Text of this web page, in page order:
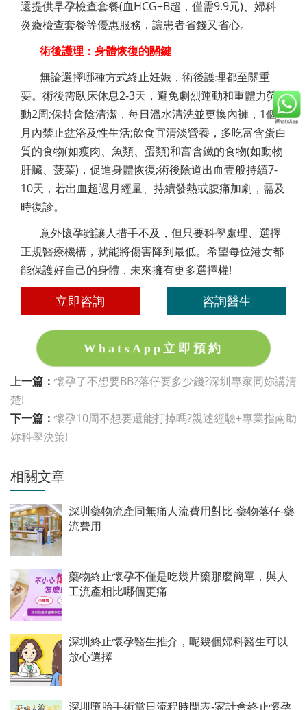
還提供早孕檢查套餐(血HCG+B超，僅需9.9元)、婦科
炎癥檢查套餐等優惠服務，讓患者省錢又省心。
術後護理：身體恢復的關鍵
無論選擇哪種方式終止妊娠，術後護理都至關重
要。術後需臥床休息2-3天，避免劇烈運動和重體力勞
動2周;保持會陰清潔，每日溫水清洗並更換內褲，1個
月內禁止盆浴及性生活;飲食宜清淡營養，多吃富含蛋白
質的食物(如瘦肉、魚類、蛋類)和富含鐵的食物(如動物
肝臟、菠菜)，促進身體恢復;術後陰道出血壹般持續7-
10天，若出血超過月經量、持續發熱或腹痛加劇，需及
時復診。
意外懷孕雖讓人措手不及，但只要科學處理、選擇
正規醫療機構，就能將傷害降到最低。希望每位港女都
能保護好自己的身體，未來擁有更多選擇權!
立即咨詢 咨詢醫生
WhatsApp立即預約
上一篇：懷孕了不想要BB?落仔要多少錢?深圳專家同妳講清
楚!
下一篇：懷孕10周不想要還能打掉嗎?親述經驗+專業指南助
妳科學決策!
相關文章
深圳藥物流產同無痛人流費用對比-藥物落仔-藥
流費用
藥物終止懷孕不僅是吃幾片藥那麼簡單，與人
工流產相比哪個更痛
深圳終止懷孕醫生推介，呢幾個婦科醫生可以
放心選擇
深圳墮胎手術當日流程時間表-家計會終止懷孕